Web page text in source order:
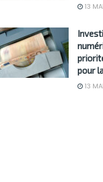
13
pour
13